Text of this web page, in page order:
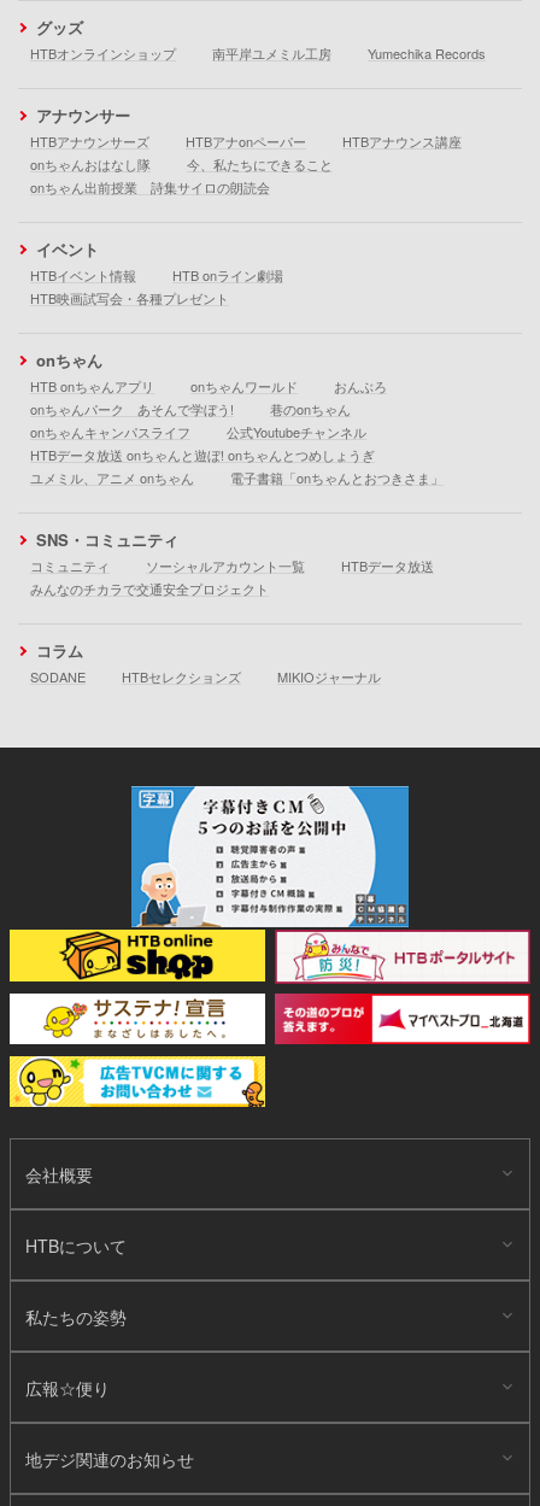
グッズ
HTBオンラインショップ 南平岸ユメミル工房 Yumechika Records
アナウンサー
HTBアナウンサーズ HTBアナonペーパー
HTBアナウンス講座
onちゃんおはなし隊
今、私たちにできること
onちゃん出前授業 詩集サイロの朗読会
イベント
HTBイベント情報
HTB onライン劇場
HTB映画試写会・各種プレゼント
onちゃん
HTB onちゃんアプリ onちゃんワールド
おんぶろ
onちゃんパーク あそんで学ぼう!
巷のonちゃん
onちゃんキャンパスライフ
公式Youtubeチャンネル
HTBデータ放送 onちゃんと遊ぼ! onちゃんとつめしょうぎ
ユメミル、アニメ onちゃん
電子書籍「onちゃんとおつきさま」
SNS・コミュニティ
コミュニティ ソーシャルアカウント一覧
HTBデータ放送
みんなのチカラで交通安全プロジェクト
コラム
SODANE HTBセレクションズ MIKIOジャーナル
会社概要
HTBについて
私たちの姿勢
広報☆便り
地デジ関連のお知らせ